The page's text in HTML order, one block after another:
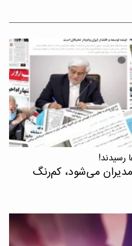
رسیدند!
می‌شود، کم‌رنگ